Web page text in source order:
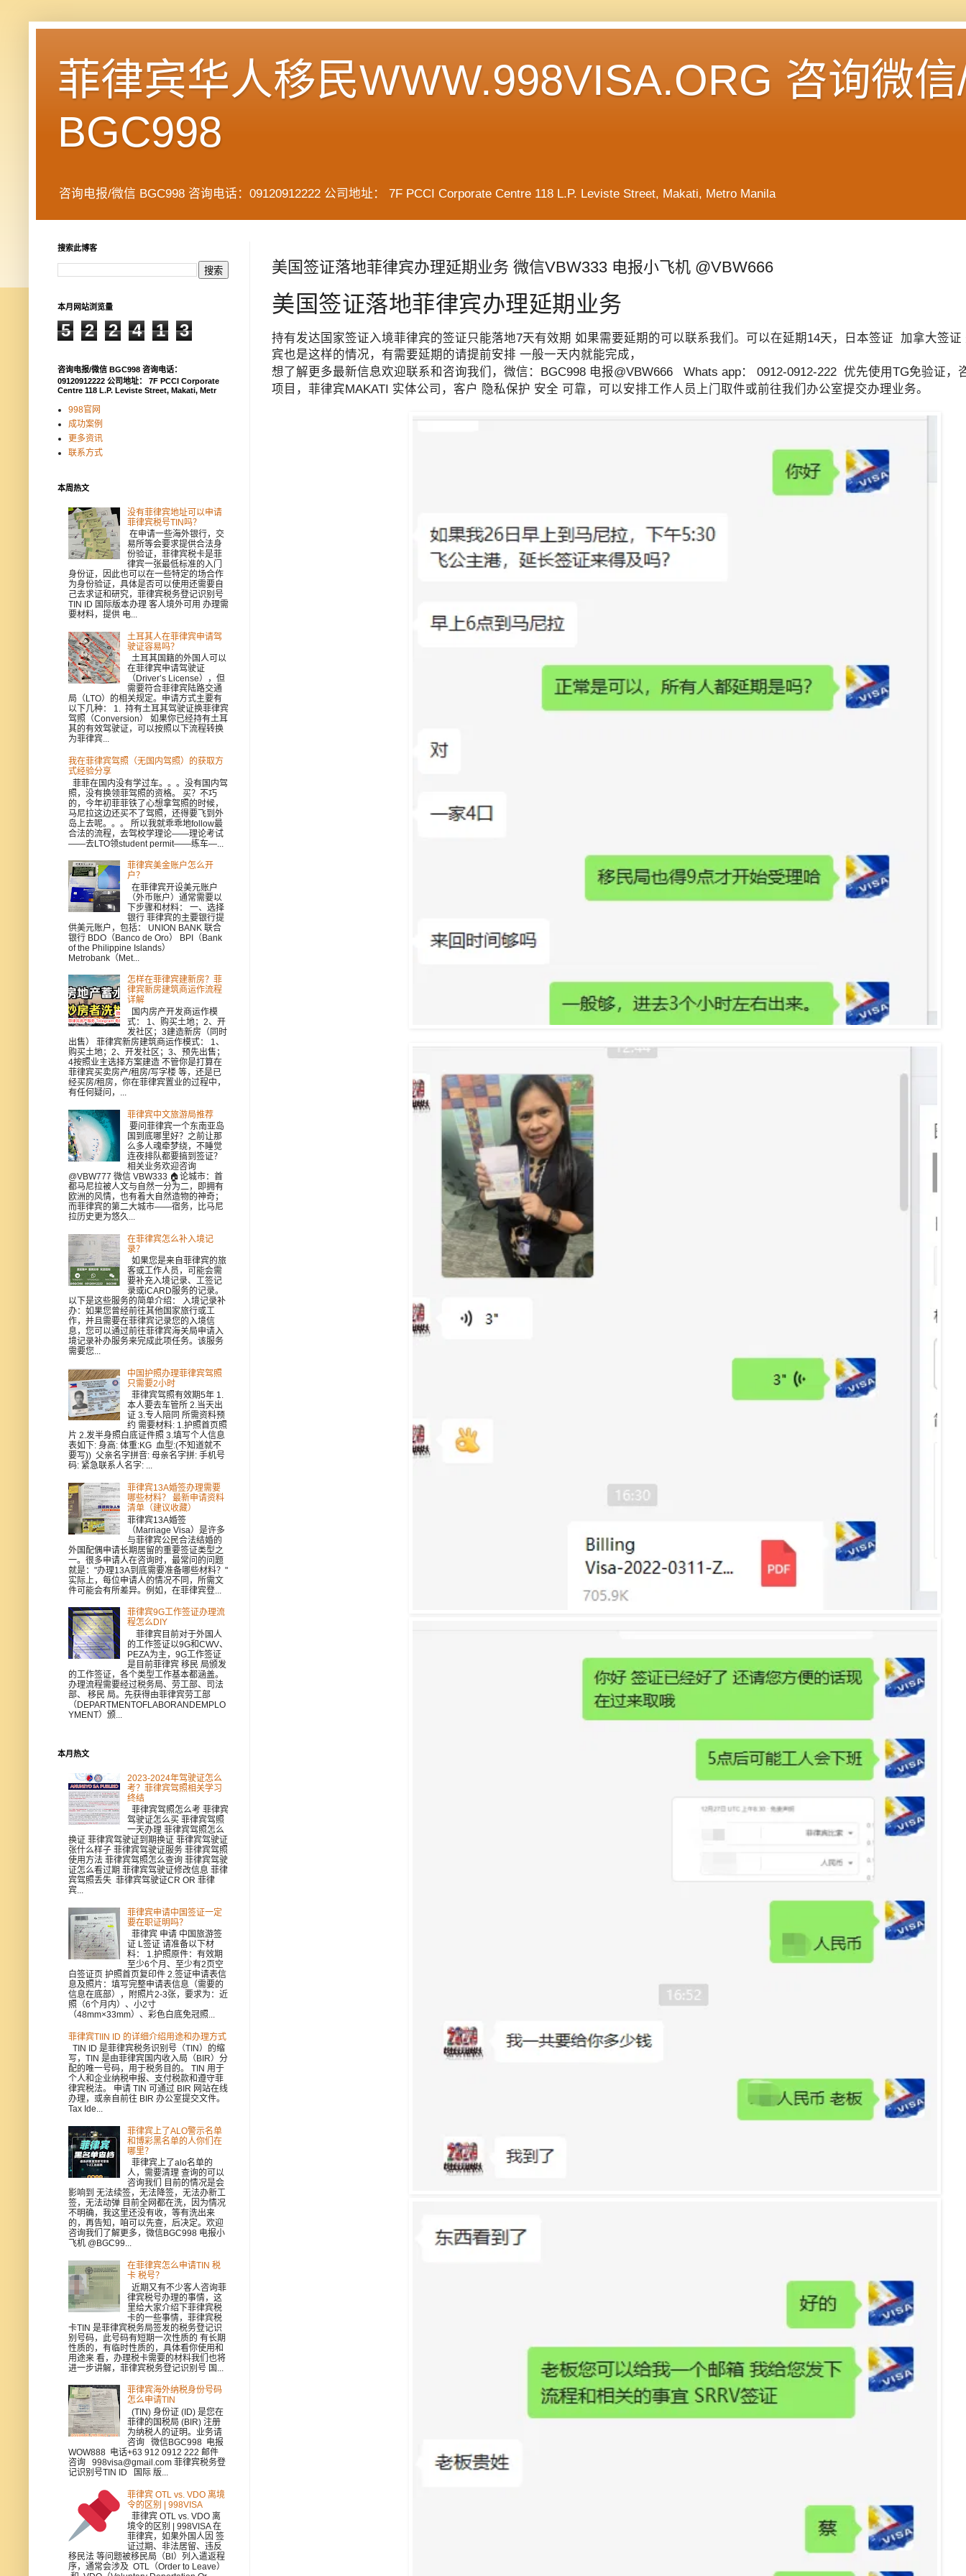
菲律宾华人移民WWW.998VISA.ORG 咨询微
BGC998
咨询电报/微信 BGC998 咨询电话：09120912222 公司地址： 7F PCCI Corporate Centre 118 L.P. Leviste Street, Makati, Metro Manila
美国签证落地菲律宾办理延期业务 微信VBW333 电报小飞机 @VBW666
美国签证落地菲律宾办理延期业务
持有发达国家签证入境菲律宾的签证只能落地7天有效期 如果需要延期的可以联系我们。可以在延期14天，日本签证 加拿大签
宾也是这样的情况，有需要延期的请提前安排 一般一天内就能完成，
想了解更多最新信息欢迎联系和咨询我们，微信：BGC998 电报@VBW666 Whats app： 0912-0912-222 优先使用TG免验证，
项目，菲律宾MAKATI 实体公司，客户 隐私保护 安全 可靠，可以安排工作人员上门取件或前往我们办公室提交办理业务。
搜索此博客
本月网站浏览量
5 2 2 4 1 3
咨询电报/微信 BGC998 咨询电话：
09120912222 公司地址： 7F PCCI Corporate
Centre 118 L.P. Leviste Street, Makati, Metr
998官网
成功案例
更多资讯
联系方式
本周热文
没有菲律宾地址可以申请
菲律宾税号TIN吗？
在申请一些海外银行，交
易所等会要求提供合法身
份验证，菲律宾税卡是菲
律宾一张最低标准的入门
身份证，因此也可以在一些特定的场合作
为身份验证，具体是否可以使用还需要自
己去求证和研究，菲律宾税务登记识别号
TIN ID 国际版本办理 客人境外可用 办理需
要材料，提供 电...
土耳其人在菲律宾申请驾
驶证容易吗？
土耳其国籍的外国人可以
在菲律宾申请驾驶证
（Driver’s License），但
需要符合菲律宾陆路交通
局（LTO）的相关规定。申请方式主要有
以下几种： 1. 持有土耳其驾驶证换菲律宾
驾照（Conversion） 如果你已经持有土耳
其的有效驾驶证，可以按照以下流程转换
为菲律宾...
我在菲律宾驾照（无国内驾照）的获取方
式经验分享
菲菲在国内没有学过车。。。没有国内驾
照，没有换领菲驾照的资格。 买？不巧
的，今年初菲菲铁了心想拿驾照的时候，
马尼拉这边还买不了驾照，还得要飞到外
岛上去呢。。。 所以我就乖乖地follow最
合法的流程，去驾校学理论——理论考试
——去LTO领student permit——练车—...
菲律宾美金账户怎么开
户？
在菲律宾开设美元账户
（外币账户）通常需要以
下步骤和材料： 一、选择
银行 菲律宾的主要银行提
供美元账户，包括： UNION BANK 联合
银行 BDO（Banco de Oro） BPI（Bank
of the Philippine Islands）
Metrobank（Met...
怎样在菲律宾建新房？菲
律宾新房建筑商运作流程
详解
国内房产开发商运作模
式： 1、购买土地；2、开
发社区；3建造新房（同时
出售） 菲律宾新房建筑商运作模式： 1、
购买土地；2、开发社区；3、预先出售；
4按照业主选择方案建造 不管你是打算在
菲律宾买卖房产/租房/写字楼 等，还是已
经买房/租房，你在菲律宾置业的过程中，
有任何疑问，...
菲律宾中文旅游局推荐
要问菲律宾一个东南亚岛
国到底哪里好？之前让那
么多人魂牵梦绕，不睡觉
连夜排队都要搞到签证？
相关业务欢迎咨询
@VBW777 微信 VBW333 🏠论城市：首
都马尼拉被人文与自然一分为二，即拥有
欧洲的风情，也有着大自然造物的神奇；
而菲律宾的第二大城市——宿务，比马尼
拉历史更为悠久...
在菲律宾怎么补入境记
录？
如果您是来自菲律宾的旅
客或工作人员，可能会需
要补充入境记录、工签记
录或iCARD服务的记录。
以下是这些服务的简单介绍： 入境记录补
办：如果您曾经前往其他国家旅行或工
作，并且需要在菲律宾记录您的入境信
息，您可以通过前往菲律宾海关局申请入
境记录补办服务来完成此项任务。该服务
需要您...
中国护照办理菲律宾驾照
只需要2小时
菲律宾驾照有效期5年 1.
本人要去车管所 2.当天出
证 3.专人陪同 所需资料预
约 需要材料: 1.护照首页照
片 2.发半身照白底证件照 3.填写个人信息
表如下: 身高: 体重:KG 血型:(不知道就不
要写)) 父亲名字拼音: 母亲名字拼: 手机号
码: 紧急联系人名字: ...
菲律宾13A婚签办理需要
哪些材料？ 最新申请资料
清单（建议收藏）
菲律宾13A婚签
（Marriage Visa）是许多
与菲律宾公民合法结婚的
外国配偶申请长期居留的重要签证类型之
一。很多申请人在咨询时，最常问的问题
就是："办理13A到底需要准备哪些材料？"
实际上，每位申请人的情况不同，所需文
件可能会有所差异。例如，在菲律宾登...
菲律宾9G工作签证办理流
程怎么DIY
菲律宾目前对于外国人
的工作签证以9G和CWV、
PEZA为主，9G工作签证
是目前菲律宾 移民 局颁发
的工作签证，各个类型工作基本都涵盖。
办理流程需要经过税务局、劳工部、司法
部、 移民 局。先获得由菲律宾劳工部
（DEPARTMENTOFLABORANDEMPLO
YMENT）颁...
本月热文
2023-2024年驾驶证怎么
考？菲律宾驾照相关学习
终结
菲律宾驾照怎么考 菲律宾
驾驶证怎么买 菲律宾驾照
一天办理 菲律宾驾照怎么
换证 菲律宾驾驶证到期换证 菲律宾驾驶证
张什么样子 菲律宾驾驶证服务 菲律宾驾照
使用方法 菲律宾驾照怎么查询 菲律宾驾驶
证怎么看过期 菲律宾驾驶证修改信息 菲律
宾驾照丢失 菲律宾驾驶证CR OR 菲律
宾...
菲律宾申请中国签证一定
要在职证明吗？
菲律宾 申请 中国旅游签
证 L签证 请准备以下材
料： 1.护照原件：有效期
至少6个月、至少有2页空
白签证页 护照首页复印件 2.签证申请表信
息及照片：填写完整申请表信息（需要的
信息在底部），附照片2-3张，要求为：近
照（6个月内）、小2寸
（48mm×33mm）、彩色白底免冠照...
菲律宾TIIN ID 的详细介绍用途和办理方式
TIN ID 是菲律宾税务识别号（TIN）的缩
写，TIN 是由菲律宾国内收入局（BIR）分
配的唯一号码，用于税务目的。 TIN 用于
个人和企业纳税申报、支付税款和遵守菲
律宾税法。 申请 TIN 可通过 BIR 网站在线
办理，或亲自前往 BIR 办公室提交文件。
Tax Ide...
菲律宾上了ALO警示名单
和博彩黑名单的人你们在
哪里？
菲律宾上了alo名单的
人，需要清理 查询的可以
咨询我们 目前的情况是会
影响到 无法续签，无法降签，无法办新工
签，无法动弹 目前全网都在洗，因为情况
不明确，我这里还没有收，等有洗出来
的，再告知，咱可以先查，后决定。欢迎
咨询我们了解更多，微信BGC998 电报小
飞机 @BGC99...
在菲律宾怎么申请TIN 税
卡 税号？
近期又有不少客人咨询菲
律宾税号办理的事情，这
里给大家介绍下菲律宾税
卡的一些事情，菲律宾税
卡TIN 是菲律宾税务局签发的税务登记识
别号码，此号码有短期一次性质的 有长期
性质的，有临时性质的，具体看你使用和
用途来 看，办理税卡需要的材料我们也将
进一步讲解，菲律宾税务登记识别号 国...
菲律宾海外纳税身份号码
怎么申请TIN
(TIN) 身份证 (ID) 是您在
菲律的国税局 (BIR) 注册
为纳税人的证明。业务请
咨询 微信BGC998 电报
WOW888 电话+63 912 0912 222 邮件
咨询 998visa@gmail.com 菲律宾税务登
记识别号TIN ID 国际 版...
菲律宾 OTL vs. VDO 离境
令的区别 | 998VISA
菲律宾 OTL vs. VDO 离
境令的区别 | 998VISA 在
菲律宾，如果外国人因 签
证过期、非法居留、违反
移民法 等问题被移民局（BI）列入遣返程
序，通常会涉及 OTL（Order to Leave）